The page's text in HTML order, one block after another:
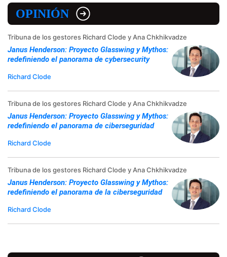
OPINIÓN
Tribuna de los gestores Richard Clode y Ana Chkhikvadze
Janus Henderson: Proyecto Glasswing y Mythos:
redefiniendo el panorama de cybersecurity
Richard Clode
Tribuna de los gestores Richard Clode y Ana Chkhikvadze
Janus Henderson: Proyecto Glasswing y Mythos:
redefiniendo el panorama de ciberseguridad
Richard Clode
Tribuna de los gestores Richard Clode y Ana Chkhikvadze
Janus Henderson: Proyecto Glasswing y Mythos:
redefiniendo el panorama de la ciberseguridad
Richard Clode